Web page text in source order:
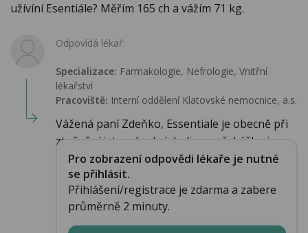
užívíní Esentiále? Měřím 165 ch a vážím 71 kg.
Odpovídá lékař:
Specializace: Farmakologie‎, Nefrologie, Vnitřní
lékařství
Pracoviště: Interní oddělení Klatovské nemocnice, a.s.
Vážená paní Zdeňko, Essentiale je obecně při
ztučnění jater vhodné. Jedinou překážku j...
Pro zobrazení odpovědi lékaře je nutné
se přihlásit.
Přihlášení/registrace je zdarma a zabere
průměrně 2 minuty.